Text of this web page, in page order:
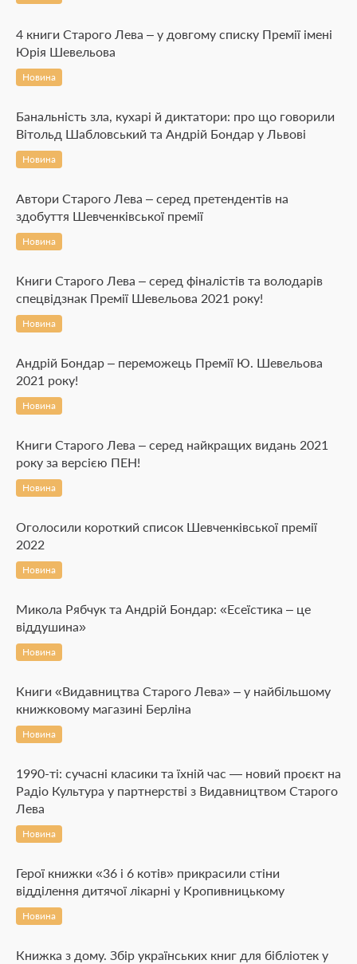
4 книги Старого Лева – у довгому списку Премії імені
Юрія Шевельова
Новина
Банальність зла, кухарі й диктатори: про що говорили
Вітольд Шабловський та Андрій Бондар у Львові
Новина
Автори Старого Лева – серед претендентів на
здобуття Шевченківської премії
Новина
Книги Старого Лева – серед фіналістів та володарів
спецвідзнак Премії Шевельова 2021 року!
Новина
Андрій Бондар – переможець Премії Ю. Шевельова
2021 року!
Новина
Книги Старого Лева – серед найкращих видань 2021
року за верcією ПЕН!
Новина
Оголосили короткий список Шевченківської премії
2022
Новина
Микола Рябчук та Андрій Бондар: «Есеїстика – це
віддушина»
Новина
Книги «Видавництва Старого Лева» – у найбільшому
книжковому магазині Берліна
Новина
1990-ті: сучасні класики та їхній час — новий проєкт на
Радіо Культура у партнерстві з Видавництвом Старого
Лева
Новина
Герої книжки «36 і 6 котів» прикрасили стіни
відділення дитячої лікарні у Кропивницькому
Новина
Книжка з дому. Збір українських книг для бібліотек у